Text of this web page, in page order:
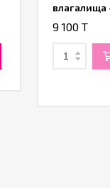
влагалища
9 100 T